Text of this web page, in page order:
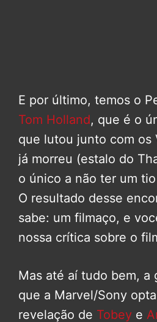
E por último, temos o
Tom Holland, que é o
que lutou junto com os
já morreu (estalo do
o único a não ter um
O resultado desse
sabe: um filmaço, e
nossa crítica sobre o
Mas até aí tudo bem, a
que a Marvel/Sony
revelação de Tobey e